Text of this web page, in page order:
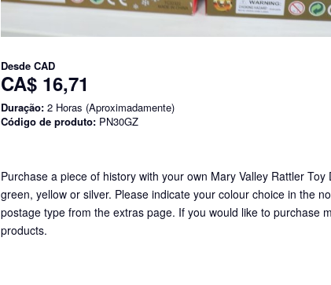
Desde CAD
CA$ 16,71
Duração: 2 Horas (Aproximadamente)
Código de produto: PN30GZ
Purchase a piece of history with your own Mary Valley Rattler Toy
green, yellow or silver. Please indicate your colour choice in the
postage type from the extras page. If you would like to purchase
products.